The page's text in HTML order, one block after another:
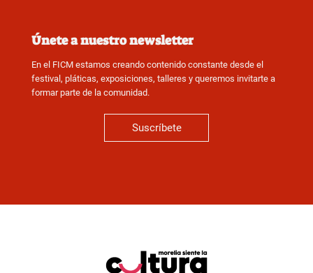
Únete a nuestro newsletter
En el FICM estamos creando contenido constante desde el
festival, pláticas, exposiciones, talleres y queremos invitarte a
formar parte de la comunidad.
Suscríbete